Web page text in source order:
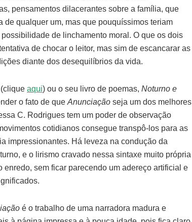
pensamentos dilacerantes sobre a família, que
de qualquer um, mas que pouquíssimos teriam
de linchamento moral. O que os dois
de chocar o leitor, mas sim de escancarar as
diante dos desequilíbrios da vida.
aqui) ou o seu livro de poemas, Noturno e
o fato de que Anunciação seja um dos melhores
C. Rodrigues tem um poder de observação
cotidianos consegue transpô-los para as
impressionantes. Há leveza na condução da
e o lirismo cravado nessa sintaxe muito própria
sem ficar parecendo um adereço artificial e
é o trabalho de uma narradora madura e